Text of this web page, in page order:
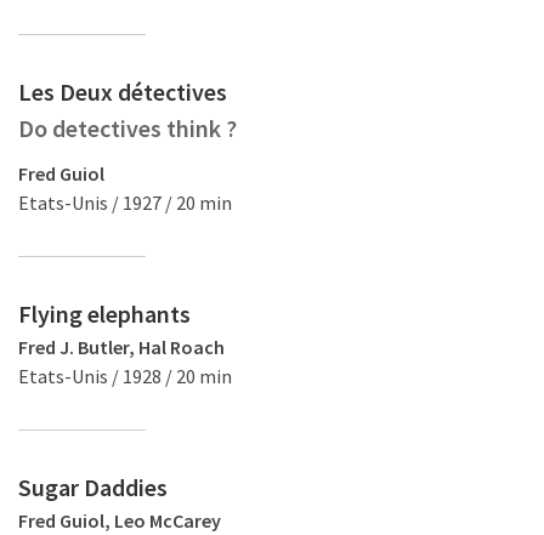
Les Deux détectives
Do detectives think ?
Fred Guiol
Etats-Unis / 1927 / 20 min
Flying elephants
Fred J. Butler, Hal Roach
Etats-Unis / 1928 / 20 min
Sugar Daddies
Fred Guiol, Leo McCarey